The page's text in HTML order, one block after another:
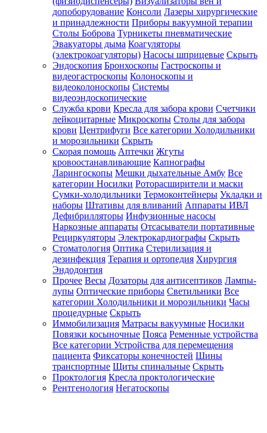
допоборудование Консоли Лазеры хирургические
и принадлежности Приборы вакуумной терапии
Столы Боброва Турникеты пневматические
Эвакуаторы дыма Коагуляторы
(электрокоагуляторы) Насосы шприцевые Скрыть
Эндоскопия Бронхоскопы Гастроскопы и
видеогастроскопы Колоноскопы и
видеоколоноскопы Системы
видеоэндоскопические
Служба крови Кресла для забора крови Счетчики
лейкоцитарные Микроскопы Столы для забора
крови Центрифуги Все категории Холодильники
и морозильники Скрыть
Скорая помощь Аптечки Жгуты
кровоостанавливающие Капнографы
Ларингоскопы Мешки дыхательные Амбу Все
категории Носилки Роторасширители и маски
Сумки-холодильники Термоконтейнеры Укладки и
наборы Штативы для вливаний Аппараты ИВЛ
Дефибрилляторы Инфузионные насосы
Наркозные аппараты Отсасыватели портативные
Рециркуляторы Электрокардиографы Скрыть
Стоматология Оптика Стерилизация и
дезинфекция Терапия и ортопедия Хирургия
Эндодонтия
Прочее Весы Дозаторы для антисептиков Лампы-
лупы Оптические приборы Светильники Все
категории Холодильники и морозильники Часы
процедурные Скрыть
Иммобилизация Матрасы вакуумные Носилки
Повязки косыночные Пояса Ременные устройства
Все категории Устройства для перемещения
пациента Фиксаторы конечностей Шины
транспортные Щиты спинальные Скрыть
Проктология Кресла проктологические
Рентгенология Негатоскопы